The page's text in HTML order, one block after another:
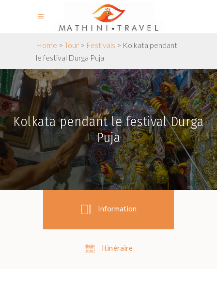
Home > Tour > Festivals > Kolkata pendant
le festival Durga Puja
Kolkata pendant le festival Durga
Puja
Information
Itinéraire